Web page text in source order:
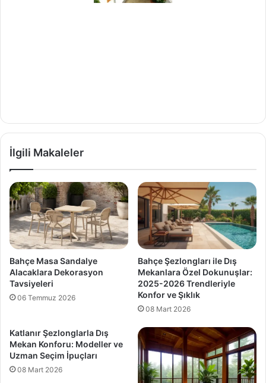
İlgili Makaleler
Bahçe Masa Sandalye
Alacaklara Dekorasyon
Tavsiyeleri
06 Temmuz 2026
Bahçe Şezlongları ile Dış
Mekanlara Özel Dokunuşlar:
2025-2026 Trendleriyle
Konfor ve Şıklık
08 Mart 2026
Katlanır Şezlonglarla Dış
Mekan Konforu: Modeller ve
Uzman Seçim İpuçları
08 Mart 2026